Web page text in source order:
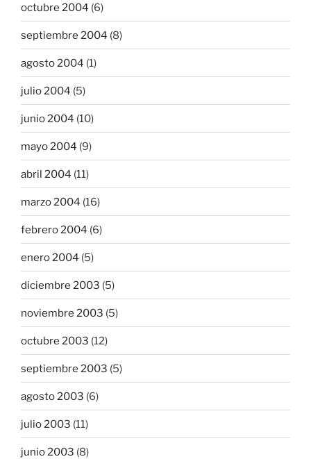
octubre 2004 (6)
septiembre 2004 (8)
agosto 2004 (1)
julio 2004 (5)
junio 2004 (10)
mayo 2004 (9)
abril 2004 (11)
marzo 2004 (16)
febrero 2004 (6)
enero 2004 (5)
diciembre 2003 (5)
noviembre 2003 (5)
octubre 2003 (12)
septiembre 2003 (5)
agosto 2003 (6)
julio 2003 (11)
junio 2003 (8)